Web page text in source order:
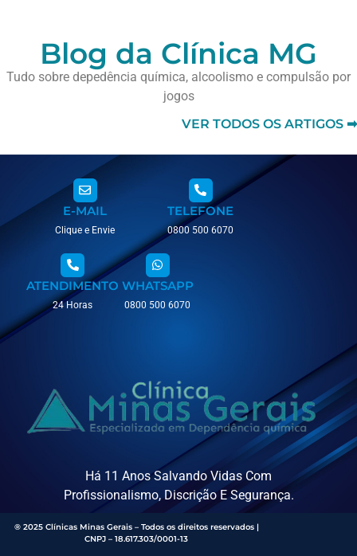
Blog da Clínica MG
Tudo sobre depedência química, alcoolismo e compulsão por
jogos
VER TODOS OS ARTIGOS ➡
E-MAIL
Clique e Envie
TELEFONE
0800 500 6070
ATENDIMENTO
24 Horas
WHATSAPP
0800 500 6070
Há 11 Anos Salvando Vidas Com
Profissionalismo, Discrição E Segurança.
® 2025 Clínicas Minas Gerais – Todos os direitos reservados |
CNPJ – 18.617.303/0001-13